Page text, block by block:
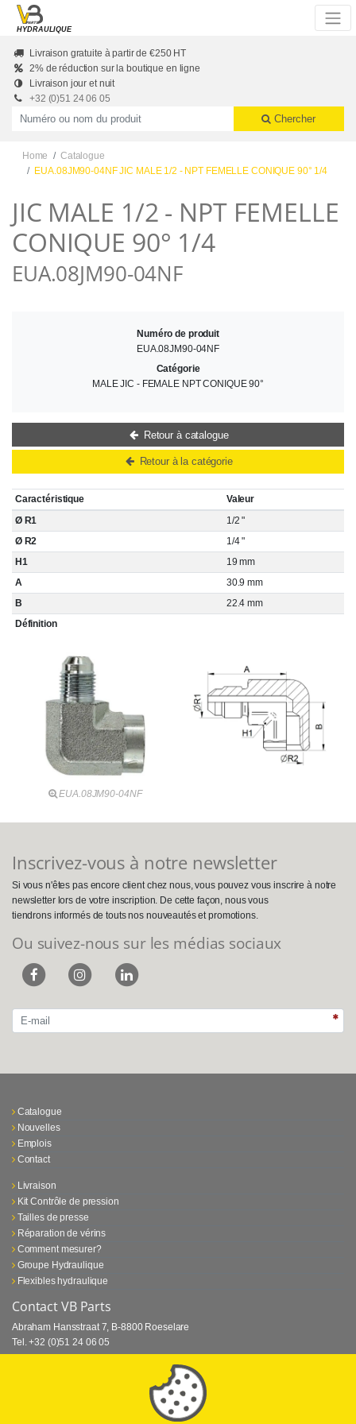
Skip to main content
HYDRAULIQUE
Livraison gratuite à partir de €250 HT
2% de réduction sur la boutique en ligne
Livraison jour et nuit
+32 (0)51 24 06 05
Productnummer of naam
Chercher
Home
Catalogue
EUA.08JM90-04NF JIC MALE 1/2 - NPT FEMELLE CONIQUE 90° 1/4
JIC MALE 1/2 - NPT FEMELLE
CONIQUE 90° 1/4
EUA.08JM90-04NF
Caractéristique
Valeur
Ø R1
1/2 "
Ø R2
1/4 "
H1
19 mm
A
30.9 mm
B
22.4 mm
Définition
EUA.08JM90-04NF
Numéro de produit
EUA.08JM90-04NF
Catégorie
MALE JIC - FEMALE NPT CONIQUE 90°
Retour à catalogue
Retour à la catégorie
Inscrivez-vous à notre newsletter
Si vous n'êtes pas encore client chez nous, vous pouvez vous inscrire à notre
newsletter lors de votre inscription. De cette façon, nous vous
tiendrons informés de touts nos nouveautés et promotions.
Ou suivez-nous sur les médias sociaux
Catalogue
Nouvelles
Emplois
Contact
Livraison
Kit Contrôle de pression
Tailles de presse
Réparation de vérins
Comment mesurer?
Groupe Hydraulique
Flexibles hydraulique
Contact VB Parts
Abraham Hansstraat 7 B-8800 Roeselare
Tel. +32 (0)51 24 06 05
⏳ Dernier mois de promotion Webtec!
Promotion Webtec Equipements De Test Portatifs